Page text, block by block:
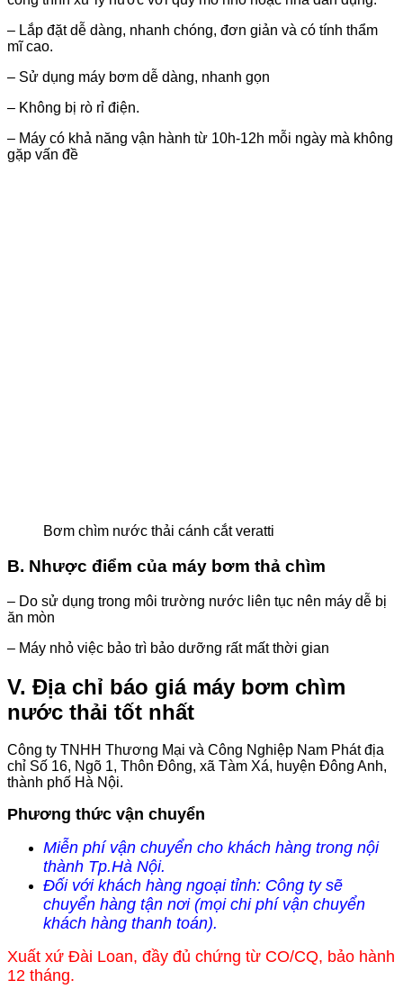
– Lắp đặt dễ dàng, nhanh chóng, đơn giản và có tính thẩm
mĩ cao.
– Sử dụng máy bơm dễ dàng, nhanh gọn
– Không bị rò rỉ điện.
– Máy có khả năng vận hành từ 10h-12h mỗi ngày mà không
gặp vấn đề
Bơm chìm nước thải cánh cắt veratti
B. Nhược điểm của máy bơm thả chìm
– Do sử dụng trong môi trường nước liên tục nên máy dễ bị
ăn mòn
– Máy nhỏ việc bảo trì bảo dưỡng rất mất thời gian
V. Địa chỉ báo giá máy bơm chìm
nước thải tốt nhất
Công ty TNHH Thương Mại và Công Nghiệp Nam Phát địa
chỉ Số 16, Ngõ 1, Thôn Đông, xã Tàm Xá, huyện Đông Anh,
thành phố Hà Nội.
Phương thức vận chuyển
Miễn phí vận chuyển cho khách hàng trong nội
thành Tp.Hà Nội.
Đối với khách hàng ngoại tỉnh: Công ty sẽ
chuyển hàng tận nơi (mọi chi phí vận chuyển
khách hàng thanh toán).
Xuất xứ Đài Loan, đầy đủ chứng từ CO/CQ, bảo hành
12 tháng.